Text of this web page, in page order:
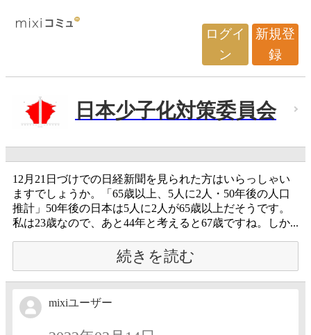
ログイ
ン
新規登
録
日本少子化対策委員会
12月21日づけでの日経新聞を見られた方はいらっしゃい
ますでしょうか。「65歳以上、5人に2人・50年後の人口
推計」50年後の日本は5人に2人が65歳以上だそうです。
私は23歳なので、あと44年と考えると67歳ですね。しか...
続きを読む
mixiユーザー